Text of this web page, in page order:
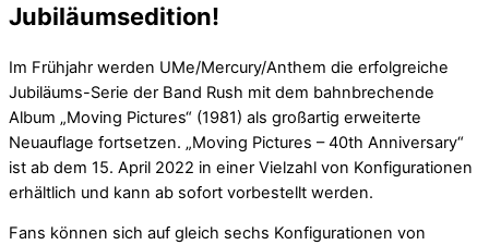
Jubiläumsedition!
Im Frühjahr werden UMe/Mercury/Anthem die erfolgreiche
Jubiläums-Serie der Band Rush mit dem bahnbrechende
Album „Moving Pictures“ (1981) als großartig erweiterte
Neuauflage fortsetzen. „Moving Pictures – 40th Anniversary“
ist ab dem 15. April 2022 in einer Vielzahl von Konfigurationen
erhältlich und kann ab sofort vorbestellt werden.
Fans können sich auf gleich sechs Konfigurationen von